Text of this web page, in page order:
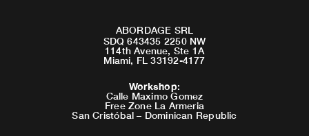
ABORDAGE SRL
SDQ 643435 2250 NW
114th Avenue, Ste 1A
Miami, FL 33192-4177
Workshop:
Calle Maximo Gomez
Free Zone La Armeria
San Cristóbal – Dominican Republic